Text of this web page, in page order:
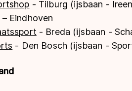
- Tilburg (ijsbaan -
– Eindhoven
- Breda (ijsbaan -
- Den Bosch (ijsbaan -